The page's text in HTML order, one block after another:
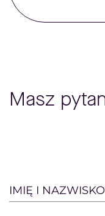
Masz
Please
IMIĘ I